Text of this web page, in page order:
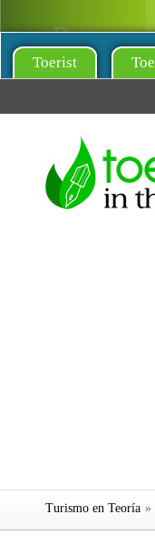
Toerist
Turismo en Teoría »